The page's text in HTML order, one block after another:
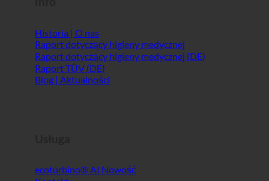
Historia | O nas
Raport dotyczący higieny medycznej
Raport dotyczący higieny medycznej (DE)
Raport TÜV (DE)
Blog | Aktualności
ecoturbino® AI